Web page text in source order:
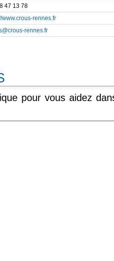
47 13 78
www.crous-rennes.fr
rennes.fr
pour vous aidez